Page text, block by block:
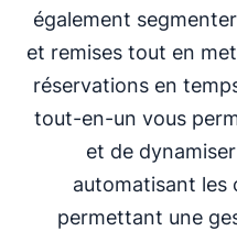
également
et remises tout en
réservations en
tout-en-un vous
et de
automatisant les
permettant une